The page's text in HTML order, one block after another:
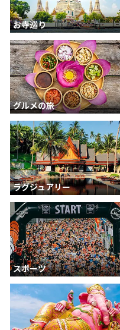
お寺巡り
グルメの旅
ラグジュアリー
スポーツ